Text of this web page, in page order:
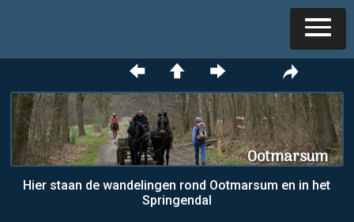
Ootmarsum
Hier staan de wandelingen rond Ootmarsum en in het
Springendal